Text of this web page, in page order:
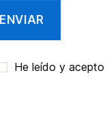
He leído y acepto